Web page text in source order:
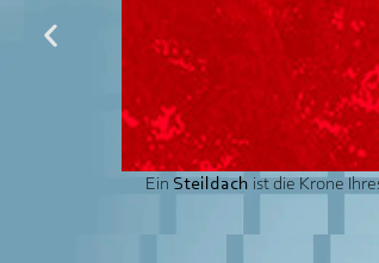
Ein Steildach ist die Krone